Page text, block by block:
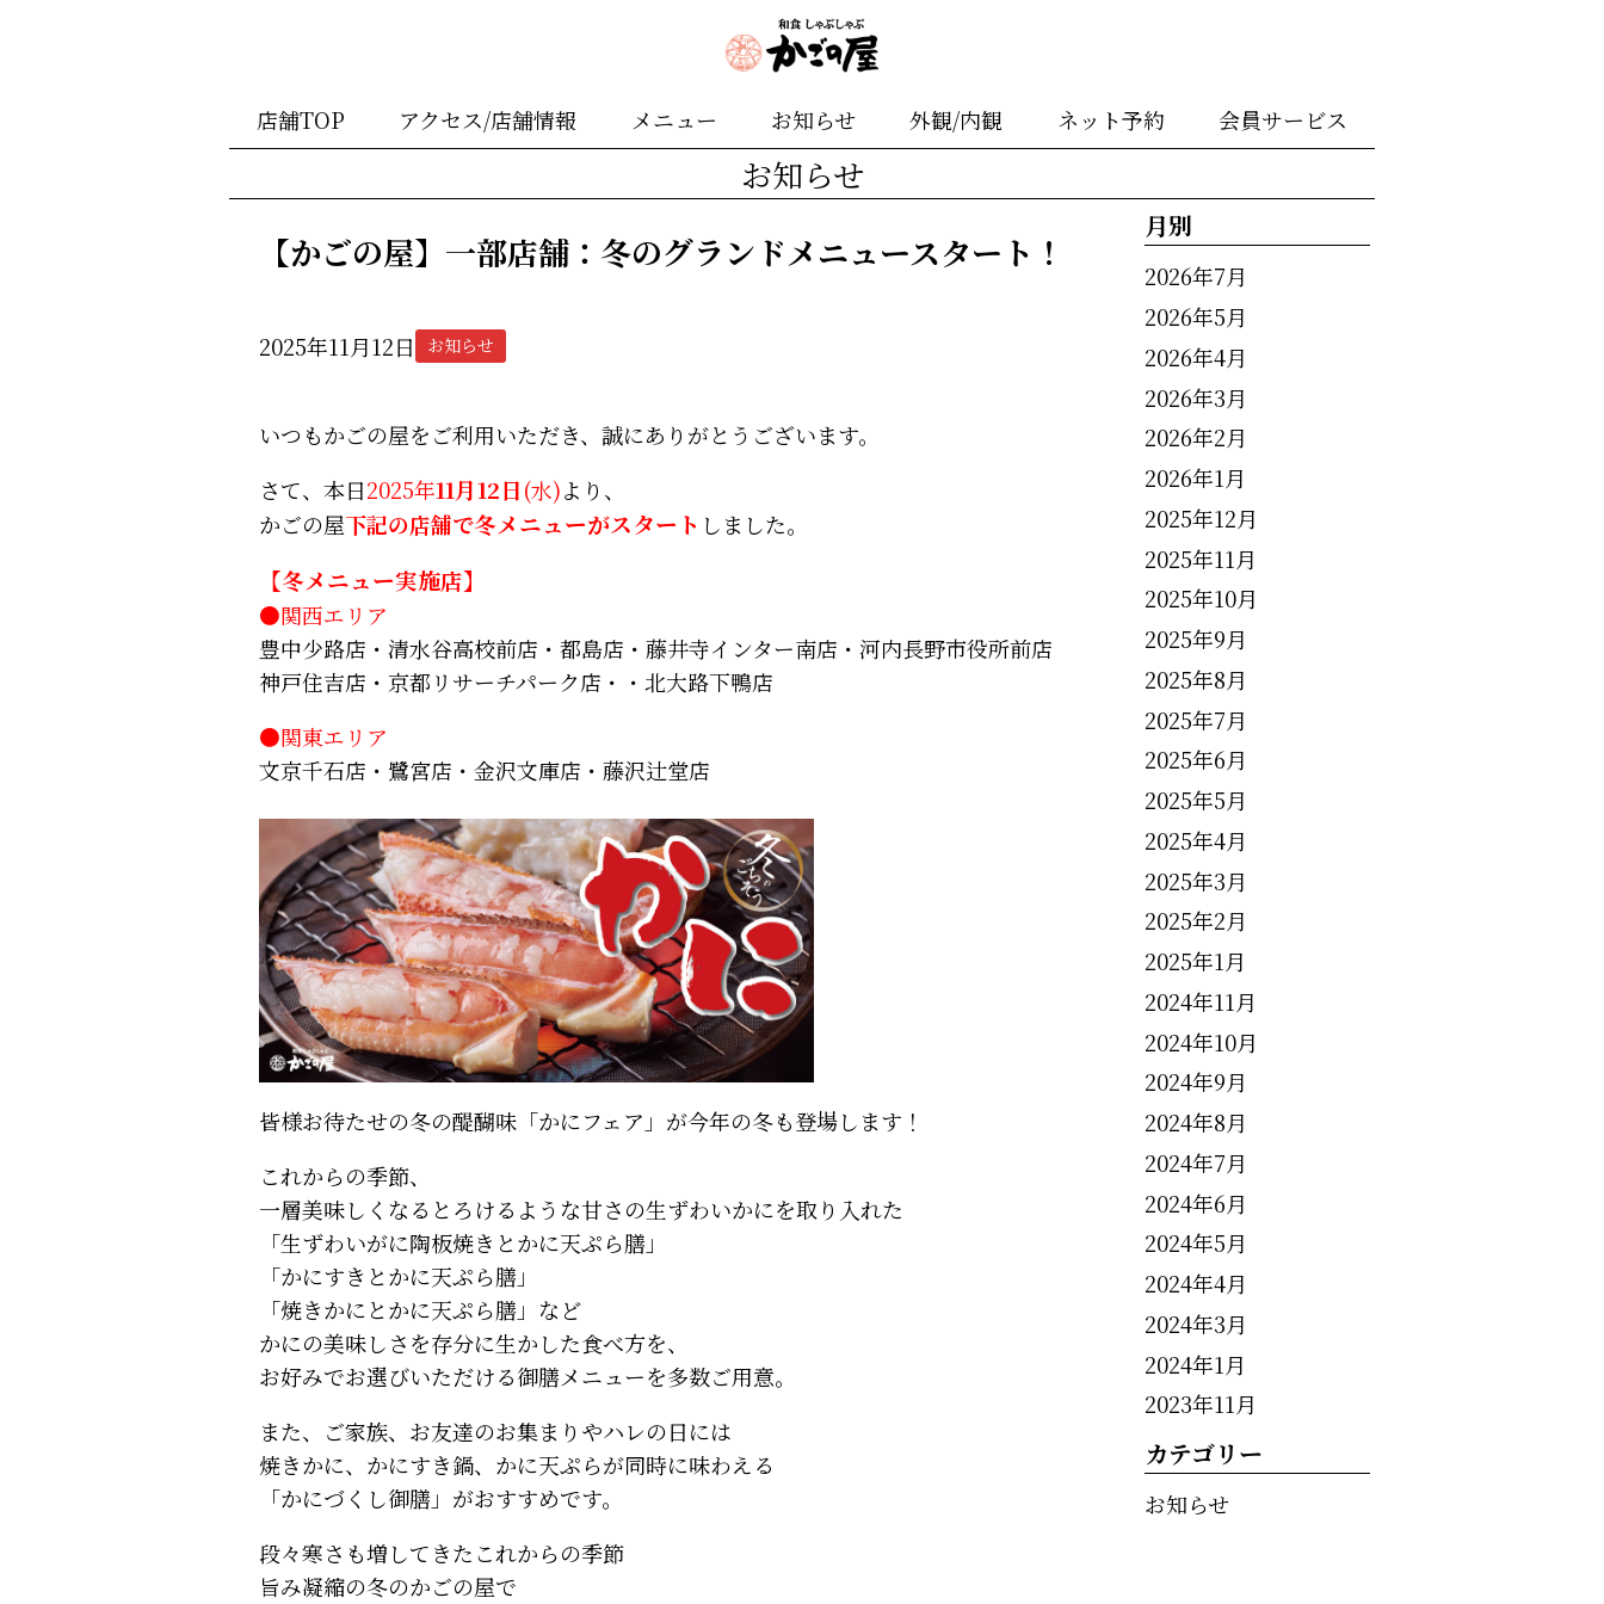
店舗TOP アクセス/店舗情報 メニュー お知らせ 外観/内観 ネット予約 会員サービス
お知らせ
【かごの屋】一部店舗：冬のグランドメニュースタート！
2025年11月12日 お知らせ
いつもかごの屋をご利用いただき、誠にありがとうございます。
さて、本日2025年11月12日(水)より、
かごの屋下記の店舗で冬メニューがスタート しました。
【冬メニュー実施店】
●関西エリア
豊中少路店・清水谷高校前店・都島店・藤井寺インター南店・河内長野市役所前店
神戸住吉店・京都リサーチパーク店・・北大路下鴨店
●関東エリア
文京千石店・鷺宮店・金沢文庫店・藤沢辻堂店
皆様お待たせの冬の醍醐味「かにフェア」が今年の冬も登場します！
これからの季節、
一層美味しくなるとろけるような甘さの生ずわいかにを取り入れた
「生ずわいがに陶板焼きとかに天ぷら膳」
「かにすきとかに天ぷら膳」
「焼きかにとかに天ぷら膳」など
かにの美味しさを存分に生かした食べ方を、
お好みでお選びいただける御膳メニューを多数ご用意。
また、ご家族、お友達のお集まりやハレの日には
焼きかに、かにすき鍋、かに天ぷらが同時に味わえる
「かにづくし御膳」がおすすめです。
段々寒さも増してきたこれからの季節
旨み凝縮の冬のかごの屋で
月別
2026年7月
2026年5月
2026年4月
2026年3月
2026年2月
2026年1月
2025年12月
2025年11月
2025年10月
2025年9月
2025年8月
2025年7月
2025年6月
2025年5月
2025年4月
2025年3月
2025年2月
2025年1月
2024年11月
2024年10月
2024年9月
2024年8月
2024年7月
2024年6月
2024年5月
2024年4月
2024年3月
2024年1月
2023年11月
カテゴリー
お知らせ